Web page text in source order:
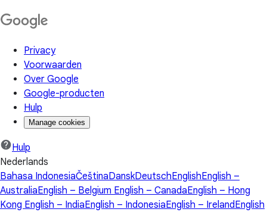
Privacy
Voorwaarden
Over Google
Google-producten
Hulp
Manage cookies
Hulp
Nederlands
Bahasa IndonesiaČeštinaDanskDeutschEnglishEnglish –
AustraliaEnglish – Belgium English – CanadaEnglish – Hong
Kong English – IndiaEnglish – IndonesiaEnglish – IrelandEnglish